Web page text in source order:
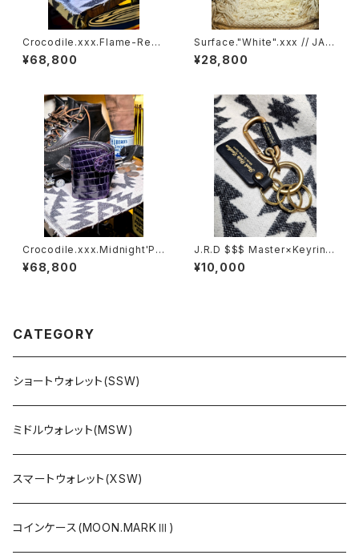
Crocodile.xxx.Flame-Red.
Edition// JACK.RIDE.SSW
¥68,800
Surface."White".xxx // JAC
K.RIDE.SSW
¥28,800
Crocodile.xxx.Midnight'Pu
rple.Edition// JACK.RIDE.S
SW
¥68,800
J.R.D $$$ Master×Keyring
B&G $$$
¥10,000
CATEGORY
ショートウォレット(SSW)
ミドルウォレット(MSW)
スマートウォレット(XSW)
コインケース(MOON.MARKⅢ)